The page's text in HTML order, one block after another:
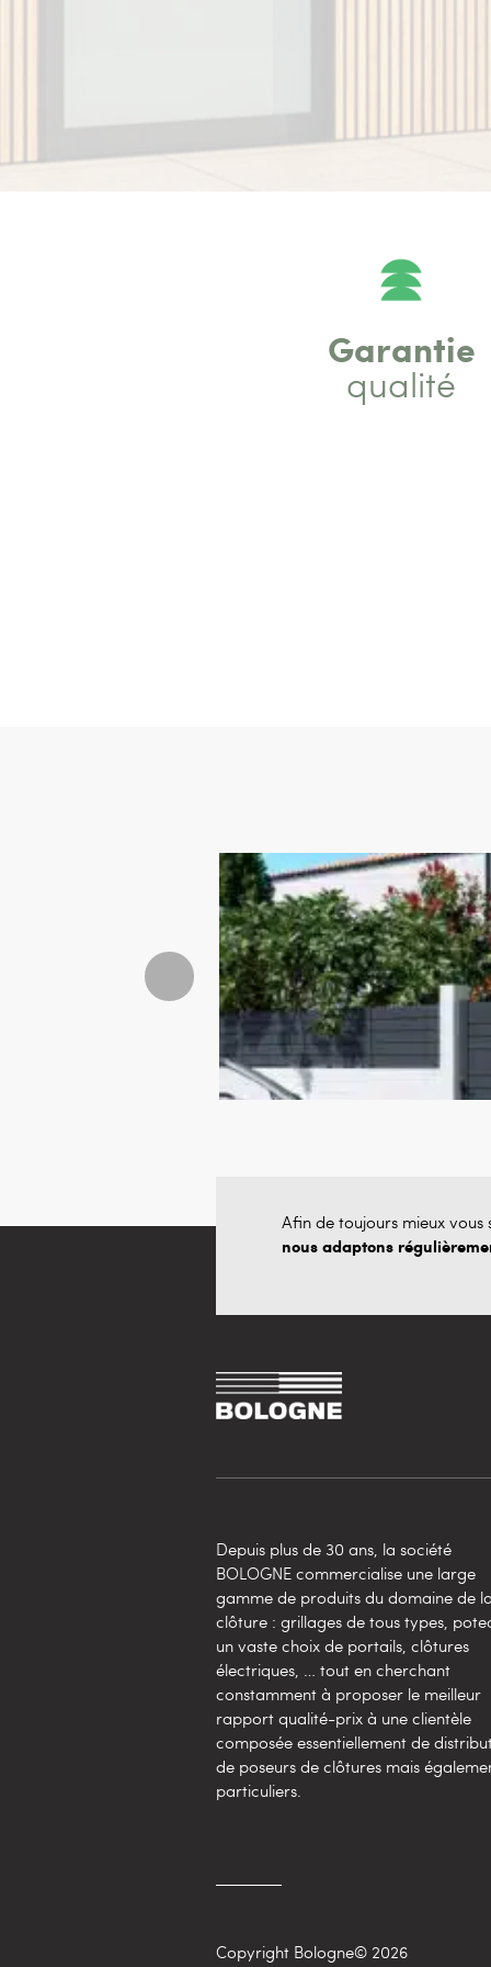
Garantie
qualité
Afin de toujours mieux vous
nous adaptons
Depuis plus de 30 ans, la société
BOLOGNE commercialise une large
gamme de produits du domaine de
clôture : grillages de tous types,
un vaste choix de portails, clôtures
électriques, … tout en cherchant
constamment à proposer le meilleur
rapport qualité-prix à une clientèle
composée essentiellement de
de poseurs de clôtures mais
particuliers.
Copyright Bologne© 2026